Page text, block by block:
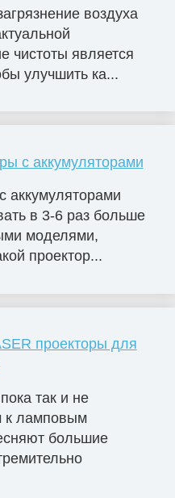
воздуха
чистоты является
улучшить ка...
с аккумуляторами
аккумуляторами
в 3-6 раз больше
моделями,
проектор...
проекторы для
так и не
к ламповым
большие